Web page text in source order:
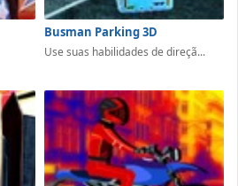
Busman Parking 3D
Use suas habilidades de direçã...